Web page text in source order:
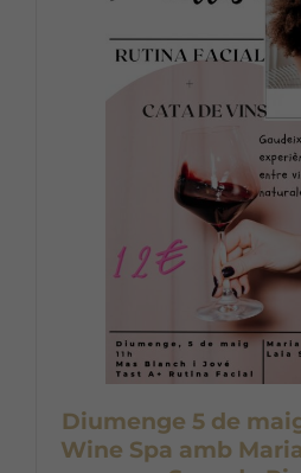
Diumenge 5 de
Wine Spa amb